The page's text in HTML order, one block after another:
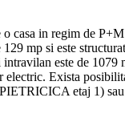
in regim de
129 mp si este
este de
electric. Exista
etaj 1)